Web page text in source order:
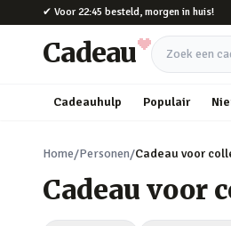
Naar hoofdinhoud
✔ Voor 22:45 besteld, morgen in huis!
Cadeau Zoek een
Cadeauhulp Populair
Home/Personen/Cadeau voor
Cadeau voor